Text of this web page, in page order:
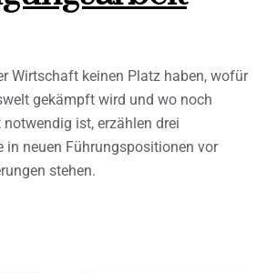
Wirtschaft keinen Platz haben, wofür
gekämpft wird und wo noch
ist, erzählen drei
in neuen Führungspositionen vor
stehen.